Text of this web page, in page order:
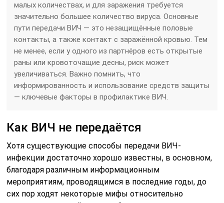
малых количествах, и для заражения требуется
значительно большее количество вируса. Основные
пути передачи ВИЧ — это незащищённые половые
контакты, а также контакт с заражённой кровью. Тем
не менее, если у одного из партнёров есть открытые
раны или кровоточащие десны, риск может
увеличиваться. Важно помнить, что
информированность и использование средств защиты
— ключевые факторы в профилактике ВИЧ.
Как ВИЧ не передаётся
Хотя существующие способы передачи ВИЧ-
инфекции достаточно хорошо известны, в основном,
благодаря различным информационным
мероприятиям, проводящимся в последние годы, до
сих пор ходят некоторые мифы относительно